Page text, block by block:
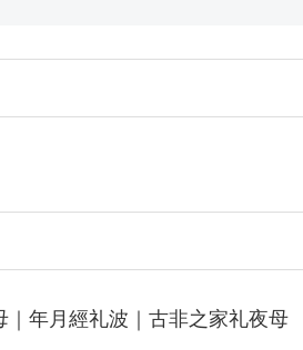
年月經礼波｜古非之家礼夜母